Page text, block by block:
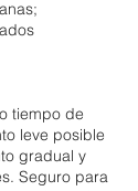
tiempo de
leve posible
gradual y
Seguro para